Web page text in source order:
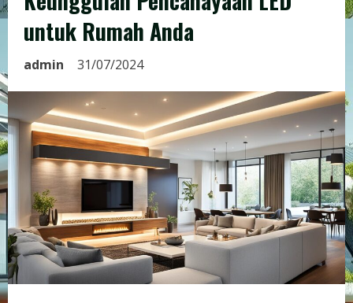
untuk Rumah Anda
admin 31/07/2024